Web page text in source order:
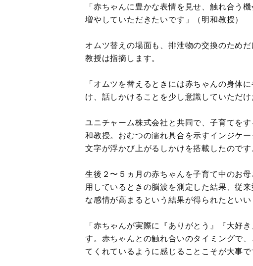
「赤ちゃんに豊かな表情を見せ、触れ合う
増やしていただきたいです」（明和教授）
オムツ替えの場面も、排泄物の交換のため
教授は指摘します。
「オムツを替えるときには赤ちゃんの身体
け、話しかけることを少し意識していただ
ユニチャーム株式会社と共同で、子育てを
和教授。おむつの濡れ具合を示すインジケ
文字が浮かび上がるしかけを搭載したのです
生後２〜５ヵ月の赤ちゃんを子育て中のお
用しているときの脳波を測定した結果、従
な感情が高まるという結果が得られたといい
「赤ちゃんが実際に『ありがとう』『大好
す。赤ちゃんとの触れ合いのタイミングで
てくれているように感じることこそが大事で